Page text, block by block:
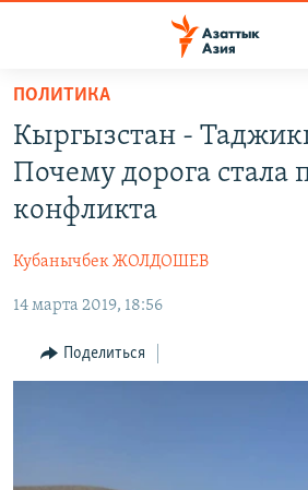
Вернуться
основному
содержанию
Вернутся
главной
навигации
Вернутся
поиску
КАЗАХСТАН
КЫРГЫЗСТАН
НОВОСТИ
ВОЙНА В УКРАИНЕ
КЫРГЫЗЧА
ЎЗБЕКЧА
ПОЛИТИКА
Кыргызстан -
Почему дорога стала
конфликта
Кубанычбек ЖОЛДОШЕВ
14 марта 2019, 18:56
Поделиться